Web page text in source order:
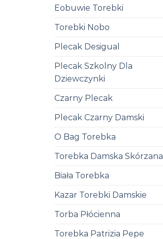
Eobuwie Torebki
Torebki Nobo
Plecak Desigual
Plecak Szkolny Dla
Dziewczynki
Czarny Plecak
Plecak Czarny Damski
O Bag Torebka
Torebka Damska Skórzana
Biała Torebka
Kazar Torebki Damskie
Torba Płócienna
Torebka Patrizia Pepe